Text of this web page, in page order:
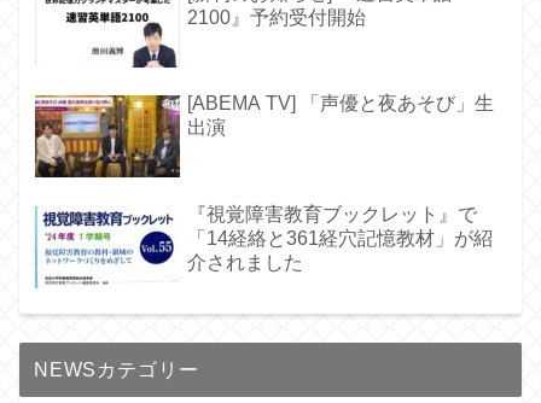
2100』予約受付開始
[ABEMA TV] 「声優と夜あそび」生
出演
『視覚障害教育ブックレット』で
「14経絡と361経穴記憶教材」が紹
介されました
NEWSカテゴリー